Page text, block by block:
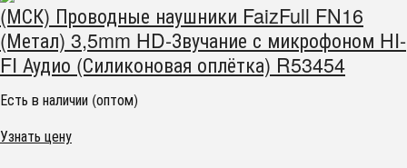
(МСК) Проводные наушники FaizFull FN16
(Метал) 3,5mm HD-Звучание с микрофоном HI-
FI Аудио (Силиконовая оплётка) R53454
Есть в наличии (оптом)
Узнать цену